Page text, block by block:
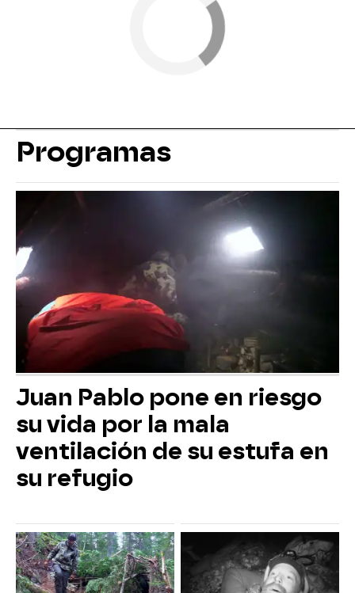
Programas
Juan Pablo pone en riesgo
su vida por la mala
ventilación de su estufa en
su refugio